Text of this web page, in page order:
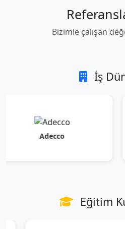
Bizimle çalışan
İş
Eğitim